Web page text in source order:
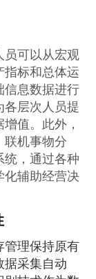
员可以从宏观
指标和总体运
信息数据进行
各层次人员提
值。此外，
联机事物分
统，通过各种
化辅助经营决
管理保持原有
据采集自动